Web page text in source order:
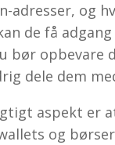
adresser, og
de få
bør opbevare
dele dem
aspekt er
og